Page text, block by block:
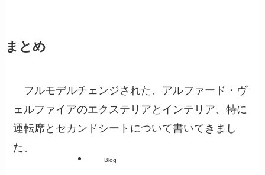
まとめ
フルモデルチェンジされた、アルファード・ヴ
ェルファイアのエクステリアとインテリア、特に
運転席とセカンドシートについて書いてきまし
た。
Blog